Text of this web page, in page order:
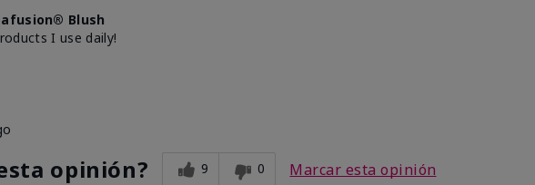
Blush
I use daily!
opinión? 9 0 Marcar esta opinión